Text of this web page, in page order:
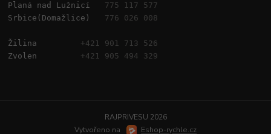
Planá nad Lužnicí 775 117 577
Srbice(Domažlice) 776 026 008
Žilina +421 901 713 526
Zvolen +421 905 494 329
RAJPRIVESU 2026
Vytvořeno na
Eshop-rychle.cz